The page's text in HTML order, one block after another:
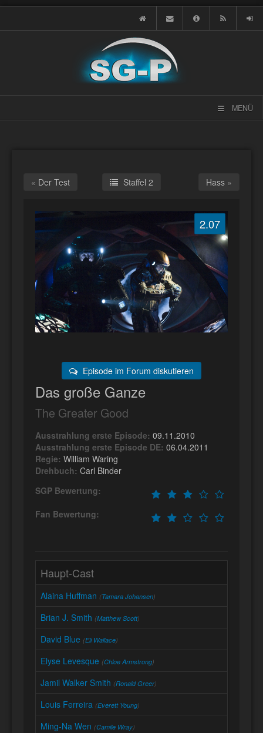
MENÜ
« Der Test Staffel 2 Hass »
2.07
Episode im Forum diskutieren
Das große Ganze
The Greater Good
Ausstrahlung erste Episode: 09.11.2010
Ausstrahlung erste Episode DE: 06.04.2011
Regie: William Waring
Drehbuch: Carl Binder
SGP Bewertung:
Fan Bewertung:
Haupt-Cast
Alaina Huffman (Tamara Johansen)
Brian J. Smith (Matthew Scott)
David Blue (Eli Wallace)
Elyse Levesque (Chloe Armstrong)
Jamil Walker Smith (Ronald Greer)
Louis Ferreira (Everett Young)
Ming-Na Wen (Camile Wray)